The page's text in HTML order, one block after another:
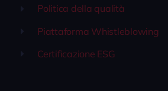
Politica della qualità
Piattaforma Whistleblowing
Certificazione ESG